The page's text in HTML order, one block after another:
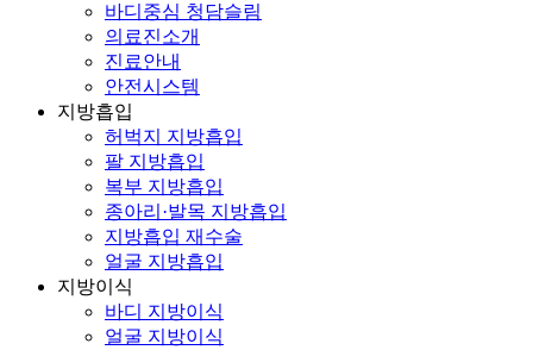
바디중심 청담슬림
의료진소개
진료안내
안전시스템
지방흡입
허벅지 지방흡입
팔 지방흡입
복부 지방흡입
종아리·발목 지방흡입
지방흡입 재수술
얼굴 지방흡입
지방이식
바디 지방이식
얼굴 지방이식